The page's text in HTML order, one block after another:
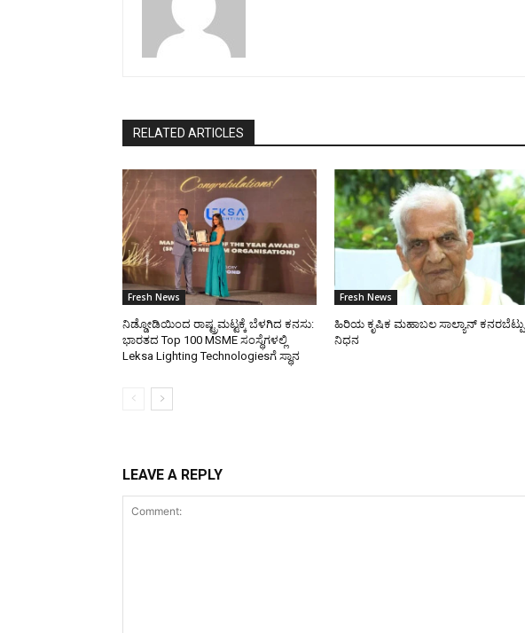
RELATED ARTICLES
Fresh News
ನಿಡ್ಡೋಡಿಯಿಂದ ರಾಷ್ಟ್ರಮಟ್ಟಕ್ಕೆ ಬೆಳಗಿದ ಕನಸು:
ಭಾರತದ Top 100 MSME ಸಂಸ್ಥೆಗಳಲ್ಲಿ
Leksa Lighting Technologiesಗೆ ಸ್ಥಾನ
Fresh News
ಹಿರಿಯ ಕೃಷಿಕ ಮಹಾಬಲ ಸಾಲ್ಯಾನ್ ಕನರಬೆಟ್ಪು
ನಿಧನ
LEAVE A REPLY